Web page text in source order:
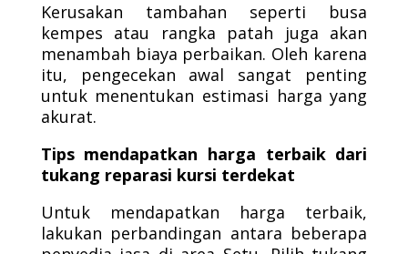
Kerusakan tambahan seperti busa
kempes atau rangka patah juga akan
menambah biaya perbaikan. Oleh karena
itu, pengecekan awal sangat penting
untuk menentukan estimasi harga yang
akurat.
Tips mendapatkan harga terbaik dari
tukang reparasi kursi terdekat
Untuk mendapatkan harga terbaik,
lakukan perbandingan antara beberapa